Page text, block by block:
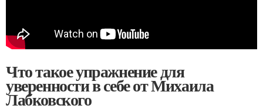
Что такое упражнение для
уверенности в себе от Михаила
Лабковского